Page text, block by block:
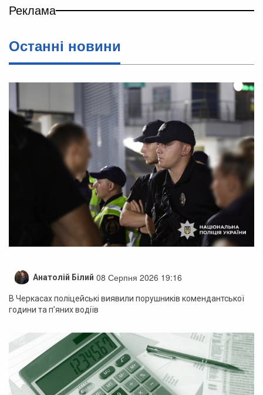
Реклама
Останні новини
Анатолій Білий 08 Серпня 2026 19:16
В Черкасах поліцейські виявили порушників комендантської
години та п’яних водіїв